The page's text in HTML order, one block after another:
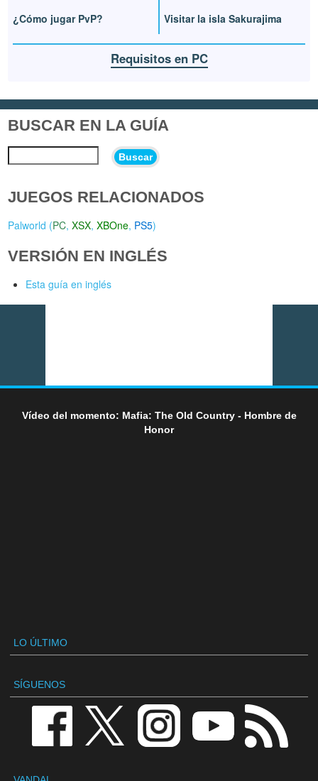
¿Cómo jugar PvP?
Visitar la isla Sakurajima
Requisitos en PC
BUSCAR EN LA GUÍA
Buscar
JUEGOS RELACIONADOS
Palworld (PC,XSX,XBOne, PS5)
VERSIÓN EN INGLÉS
Esta guía en inglés
Vídeo del momento: Mafia: The Old Country - Hombre de
Honor
LO ÚLTIMO
SÍGUENOS